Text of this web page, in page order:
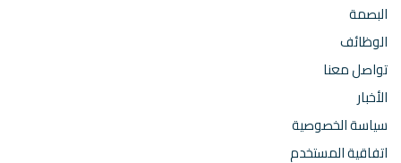
البصمة
الوظائف
تواصل معنا
الأخبار
سياسة الخصوصية
اتفاقية المستخدم